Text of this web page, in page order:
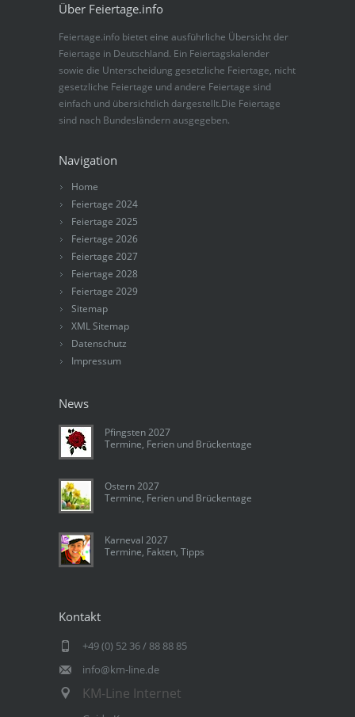
Über Feiertage.info
Feiertage.info bietet eine ausführliche Übersicht der
Feiertage in Deutschland. Ein Feiertagskalender
sowie die Unterscheidung gesetzliche Feiertage, nicht
gesetzliche Feiertage und andere Feiertage sind
einfach und übersichtlich dargestellt.Die Feiertage
sind nach Bundesländern ausgegeben.
Navigation
Home
Feiertage 2024
Feiertage 2025
Feiertage 2026
Feiertage 2027
Feiertage 2028
Feiertage 2029
Sitemap
XML Sitemap
Datenschutz
Impressum
News
Pfingsten 2027
Termine, Ferien und Brückentage
Ostern 2027
Termine, Ferien und Brückentage
Karneval 2027
Termine, Fakten, Tipps
Kontakt
+49 (0) 52 36 / 88 88 85
info@km-line.de
KM-Line Internet